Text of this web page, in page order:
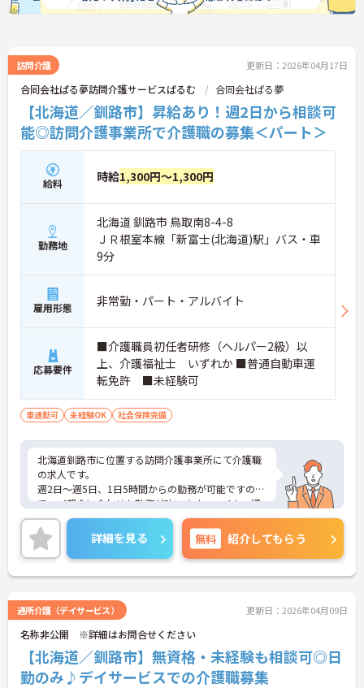
訪問介護 更新日：2026年04月17日
合同会社ぱる夢訪問介護サービスぱるむ 合同会社ぱる夢
【北海道／釧路市】昇給あり！週2日から相談可
能◎訪問介護事業所で介護職の募集＜パート＞
給料 時給1,300円～1,300円
勤務地
北海道 釧路市 鳥取南8-4-8
ＪＲ根室本線「新富士(北海道)駅」バス・車
9分
雇用形態 非常勤・パート・アルバイト
応募要件
■介護職員初任者研修（ヘルパー2級）以
上、介護福祉士 いずれか ■普通自動車運
転免許 ■未経験可
車通勤可 未経験OK 社会保険完備
北海道釧路市に位置する訪問介護事業所にて介護職
の求人です。
週2日～週5日、1日5時間からの勤務が可能ですの
で、ご都合に合わせた勤務が叶います。マイカー通
勤OKで無料駐車場もあるので、通勤にも便利です
ね。
丁寧な指導があるため、介護の経験がない方も安心
してご入職いただけます。
ご興味のある方には、面接対策ポイントなど、さら
い！
詳細を見る 無料 紹介してもらう
通所介護（デイサービス） 更新日：2026年04月09日
名称非公開 ※詳細はお問合せください
【北海道／釧路市】無資格・未経験も相談可◎日
勤のみ♪デイサービスでの介護職募集